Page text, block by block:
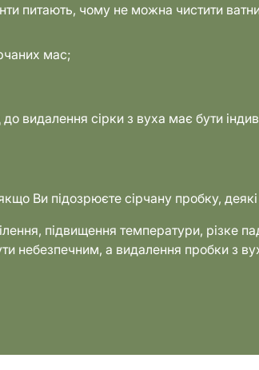
питають, чому не можна чистити
мас;
сірки з вуха має бути
Ви підозрюєте сірчану пробку,
підвищення температури, різке
небезпечним, а видалення пробки з